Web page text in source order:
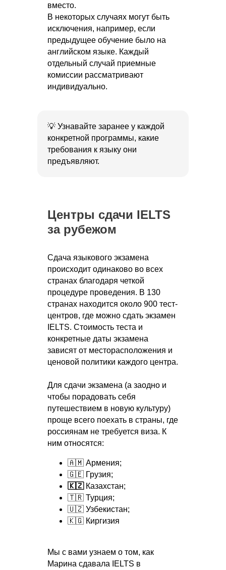
вместо.
В некоторых случаях могут быть
исключения, например, если
предыдущее обучение было на
английском языке. Каждый
отдельный случай приемные
комиссии рассматривают
индивидуально.
💡 Узнавайте заранее у каждой
конкретной программы, какие
требования к языку они
предъявляют.
Центры сдачи IELTS
за рубежом
Сдача языкового экзамена
происходит одинаково во всех
странах благодаря четкой
процедуре проведения. В 130
странах находится около 900 тест-
центров, где можно сдать экзамен
IELTS. Стоимость теста и
конкретные даты экзамена
зависят от месторасположения и
ценовой политики каждого центра.
Для сдачи экзамена (а заодно и
чтобы порадовать себя
путешествием в новую культуру)
проще всего поехать в страны, где
россиянам не требуется виза. К
ним относятся:
🇦🇲 Армения;
🇬🇪 Грузия;
🇰🇿 Казахстан;
🇹🇷 Турция;
🇺🇿 Узбекистан;
🇰🇬 Киргизия
Мы с вами узнаем о том, как
Марина сдавала IELTS в